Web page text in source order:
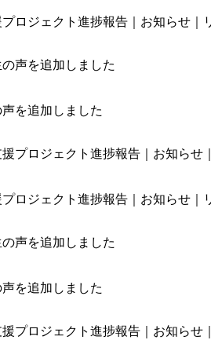
ロジェクト進捗報告｜お知らせ｜
を追加しました
ロジェクト進捗報告｜お知らせ｜
を追加しました